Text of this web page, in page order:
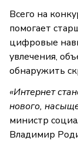
Всего на
помогает
цифровые
увлечения,
обнаружить
«Интернет
нового,
министр
Владимир